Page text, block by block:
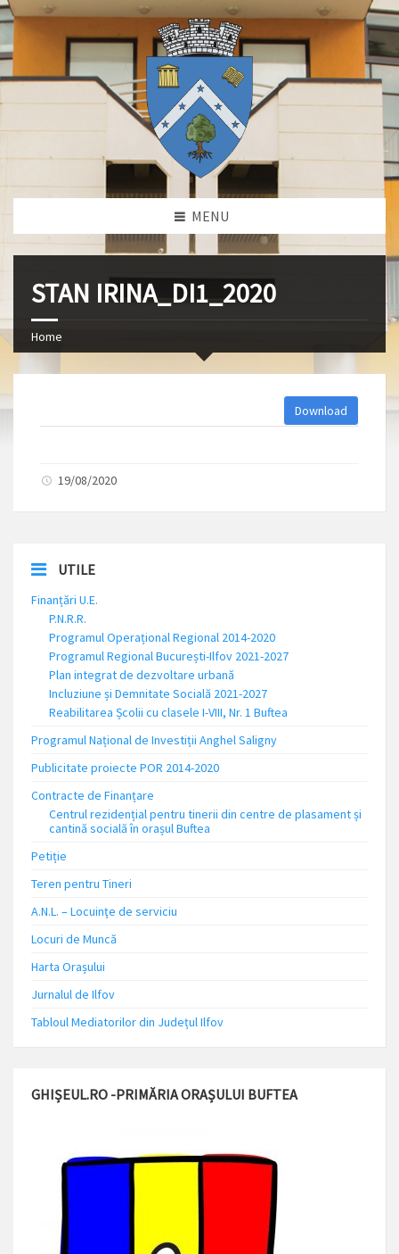
MENU
STAN IRINA_DI1_2020
Home
Download
19/08/2020
UTILE
Finanțări U.E.
P.N.R.R.
Programul Operațional Regional 2014-2020
Programul Regional București-Ilfov 2021-2027
Plan integrat de dezvoltare urbană
Incluziune și Demnitate Socială 2021-2027
Reabilitarea Școlii cu clasele I-VIII, Nr. 1 Buftea
Programul Național de Investiții Anghel Saligny
Publicitate proiecte POR 2014-2020
Contracte de Finanțare
Centrul rezidențial pentru tinerii din centre de plasament și
cantină socială în orașul Buftea
Petiție
Teren pentru Tineri
A.N.L. – Locuinţe de serviciu
Locuri de Muncă
Harta Orașului
Jurnalul de Ilfov
Tabloul Mediatorilor din Județul Ilfov
GHIȘEUL.RO -PRIMĂRIA ORAȘULUI BUFTEA